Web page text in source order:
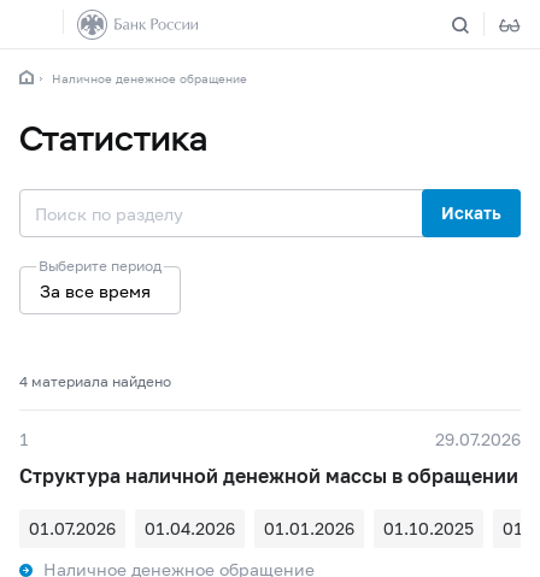
Наличное денежное обращение
Статистика
Искать
Выберите период
За все время
4 материалa найдено
1 29.07.2026
Структура наличной денежной массы в обращении
01.07.2026 01.04.2026 01.01.2026 01.10.2025
Наличное денежное обращение